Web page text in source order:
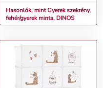
Hasonlók, mint Gyerek szekrény,
fehér/gyerek minta, DINOS